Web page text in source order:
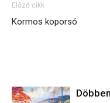
Előző cikk
Kormos koporsó